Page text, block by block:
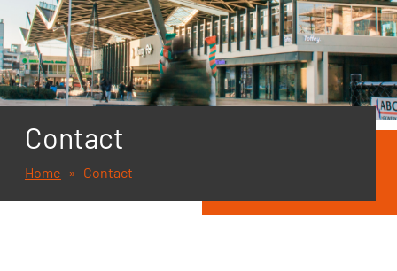
Contact
Home Contact